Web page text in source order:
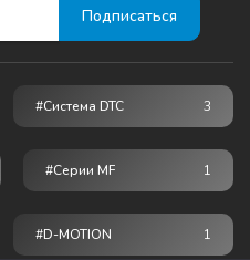
#Система DTC 3
#серии MF 1
#D-MOTION 1